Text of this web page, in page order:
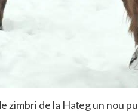
zimbri de la Hațeg un nou